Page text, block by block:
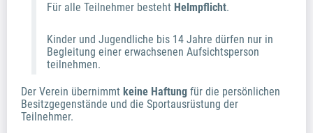
Für alle Teilnehmer besteht Helmpflicht.
Kinder und Jugendliche bis 14 Jahre dürfen nur in
Begleitung einer erwachsenen Aufsichtsperson
teilnehmen.
Der Verein übernimmt keine Haftung für die persönlichen
Besitzgegenstände und die Sportausrüstung der
Teilnehmer.